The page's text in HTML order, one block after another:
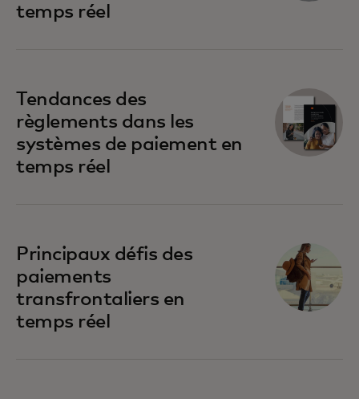
temps réel
Tendances des
règlements dans les
systèmes de paiement en
temps réel
Principaux défis des
paiements
transfrontaliers en
temps réel